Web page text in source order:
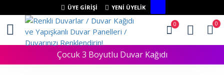
ÜYE GIRIŞI YENI ÜYELIK
0 0
Çocuk 3 Boyutlu Duvar Kağıdı